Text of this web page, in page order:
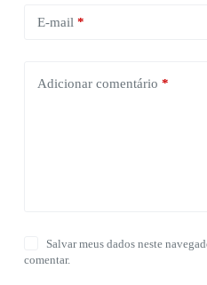
E-mail *
Adicionar comentário *
Salvar meus dados neste
comentar.